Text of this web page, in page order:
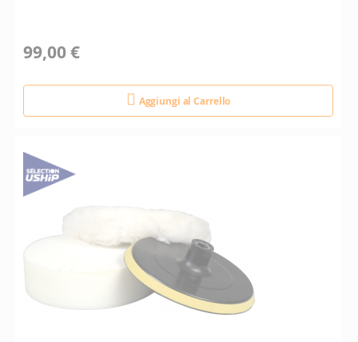
99,00 €
Aggiungi al Carrello